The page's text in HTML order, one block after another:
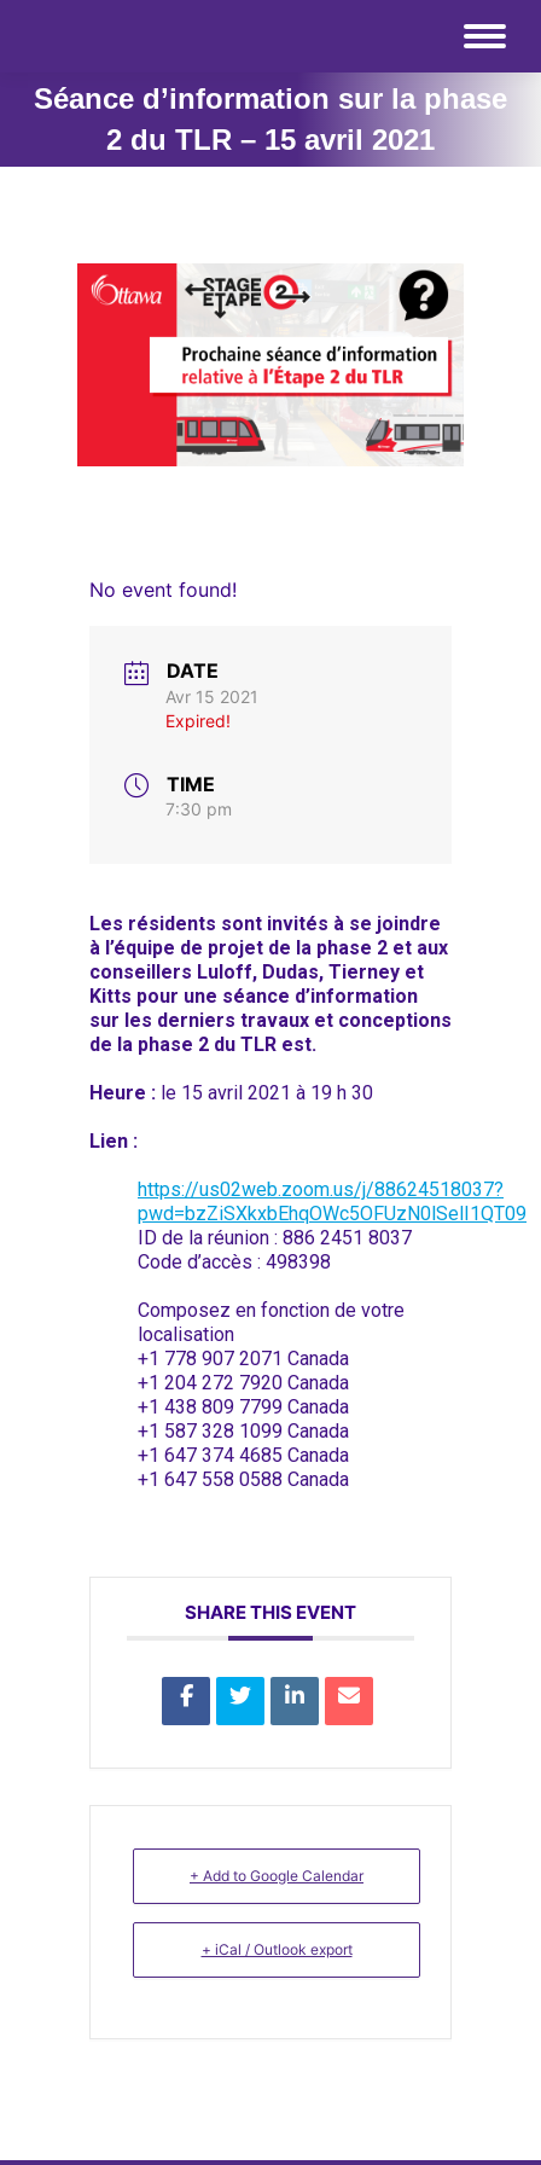
Séance d’information sur la phase
2 du TLR – 15 avril 2021
No event found!
DATE
Avr 15 2021
Expired!
TIME
7:30 pm
Les résidents sont invités à se joindre
à l’équipe de projet de la phase 2 et aux
conseillers Luloff, Dudas, Tierney et
Kitts pour une séance d’information
sur les derniers travaux et conceptions
de la phase 2 du TLR est.
Heure : le 15 avril 2021 à 19 h 30
Lien :
https://us02web.zoom.us/j/88624518037?
pwd=bzZiSXkxbEhqOWc5OFUzN0lSelI1QT09
ID de la réunion : 886 2451 8037
Code d’accès : 498398
Composez en fonction de votre
localisation
+1 778 907 2071 Canada
+1 204 272 7920 Canada
+1 438 809 7799 Canada
+1 587 328 1099 Canada
+1 647 374 4685 Canada
+1 647 558 0588 Canada
SHARE THIS EVENT
+ Add to Google Calendar
+ iCal / Outlook export